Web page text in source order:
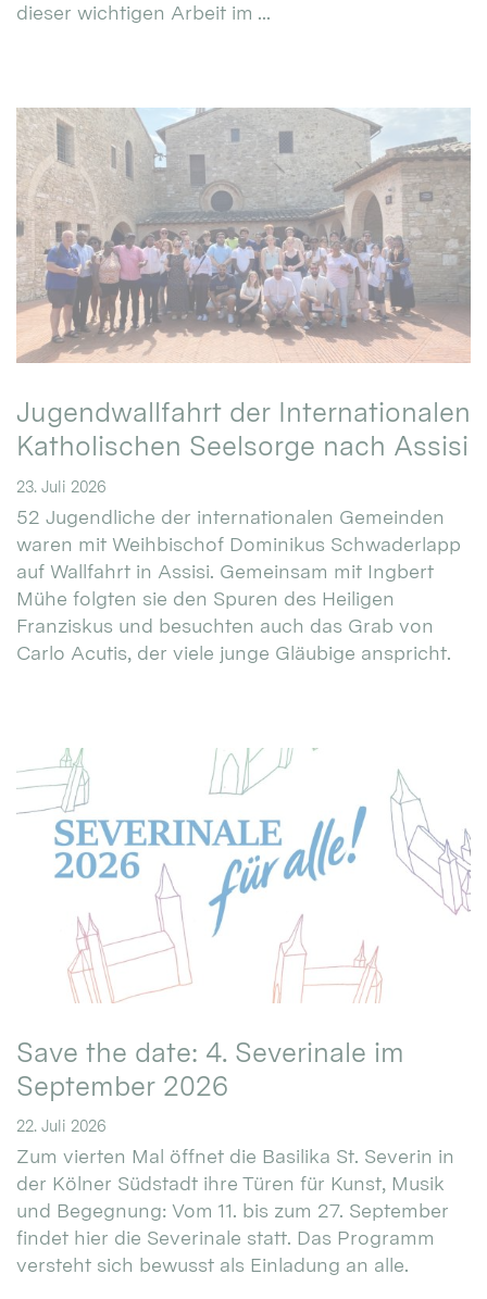
dieser wichtigen Arbeit im ...
Jugendwallfahrt der Internationalen
Katholischen Seelsorge nach Assisi
23. Juli 2026
52 Jugendliche der internationalen Gemeinden
waren mit Weihbischof Dominikus Schwaderlapp
auf Wallfahrt in Assisi. Gemeinsam mit Ingbert
Mühe folgten sie den Spuren des Heiligen
Franziskus und besuchten auch das Grab von
Carlo Acutis, der viele junge Gläubige anspricht.
Save the date: 4. Severinale im
September 2026
22. Juli 2026
Zum vierten Mal öffnet die Basilika St. Severin in
der Kölner Südstadt ihre Türen für Kunst, Musik
und Begegnung: Vom 11. bis zum 27. September
findet hier die Severinale statt. Das Programm
versteht sich bewusst als Einladung an alle.